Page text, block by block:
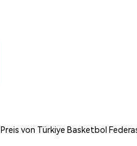
Preis von Türkiye Basketbol